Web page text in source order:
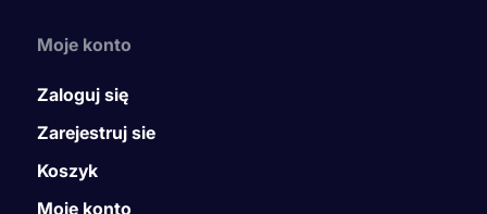
Moje konto
Zaloguj się
Zarejestruj sie
Koszyk
Moje konto